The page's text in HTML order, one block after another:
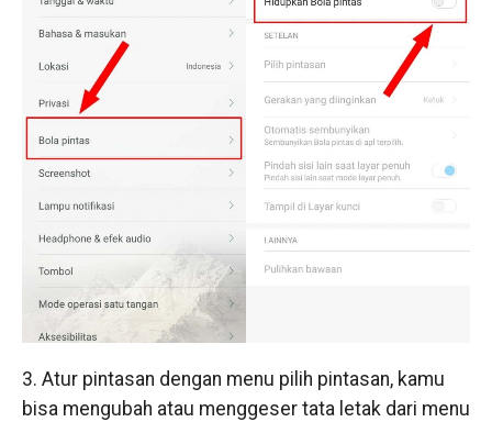
3. Atur pintasan dengan menu pilih pintasan, kamu
bisa mengubah atau menggeser tata letak dari menu